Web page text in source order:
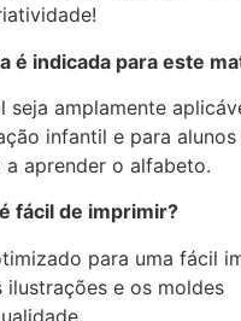
é indicada para este
seja amplamente
infantil e para alunos
aprender o alfabeto.
fácil de imprimir?
para uma fácil
ilustrações e os moldes